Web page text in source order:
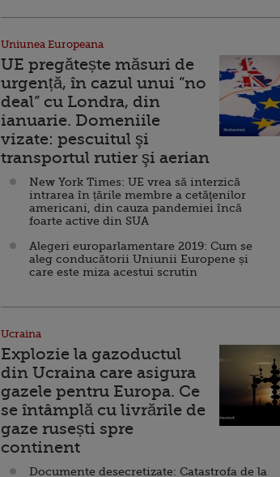
Uniunea Europeana
UE pregătește măsuri de
urgență, în cazul unui ”no
deal” cu Londra, din
ianuarie. Domeniile
vizate: pescuitul şi
transportul rutier şi aerian
New York Times: UE vrea să interzică
intrarea în țările membre a cetăţenilor
americani, din cauza pandemiei încă
foarte active din SUA
Alegeri europarlamentare 2019: Cum se
aleg conducătorii Uniunii Europene și
care este miza acestui scrutin
Ucraina
Explozie la gazoductul
din Ucraina care asigura
gazele pentru Europa. Ce
se întâmplă cu livrările de
gaze rusești spre
continent
Documente desecretizate: Catastrofa de la